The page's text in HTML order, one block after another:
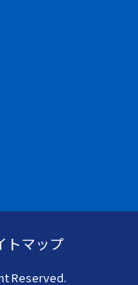
トマップ
Reserved.